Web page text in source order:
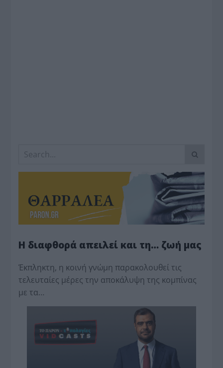
Η διαφθορά απειλεί και τη… ζωή μας
Έκπληκτη, η κοινή γνώμη παρακολουθεί τις
τελευταίες μέρες την αποκάλυψη της κο­μπίνας
με τα…